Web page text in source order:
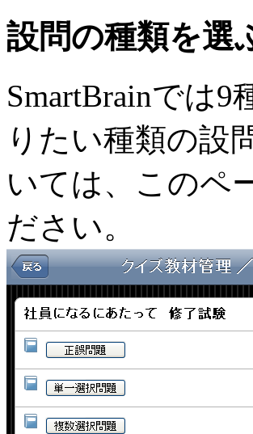
設問の種類を選
SmartBrainでは
りたい種類の設
いては、このペ
ださい。